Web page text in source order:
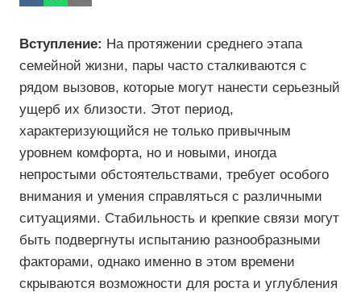
Вступление: На протяжении среднего этапа
семейной жизни, пары часто сталкиваются с
рядом вызовов, которые могут нанести серьезный
ущерб их близости. Этот период,
характеризующийся не только привычным
уровнем комфорта, но и новыми, иногда
непростыми обстоятельствами, требует особого
внимания и умения справляться с различными
ситуациями. Стабильность и крепкие связи могут
быть подвергнуты испытанию разнообразными
факторами, однако именно в этом времени
скрываются возможности для роста и углубления